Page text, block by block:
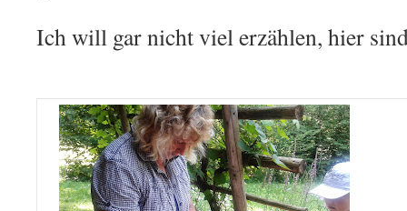
Ich will gar nicht viel erzählen, hier